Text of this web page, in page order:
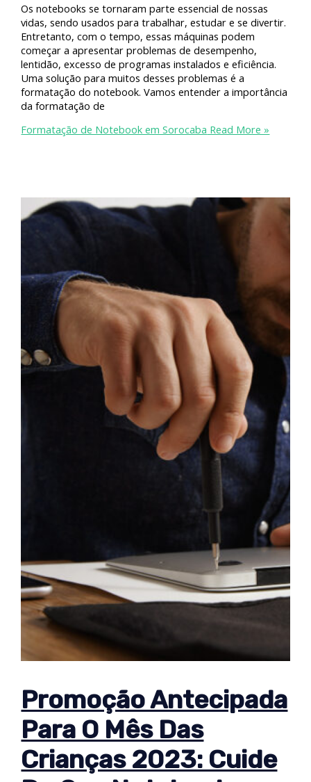
Os notebooks se tornaram parte essencial de nossas
vidas, sendo usados para trabalhar, estudar e se divertir.
Entretanto, com o tempo, essas máquinas podem
começar a apresentar problemas de desempenho,
lentidão, excesso de programas instalados e eficiência.
Uma solução para muitos desses problemas é a
formatação do notebook. Vamos entender a importância
da formatação de
Formatação de Notebook em Sorocaba Read More »
Promoção Antecipada
Para O Mês Das
Crianças 2023: Cuide